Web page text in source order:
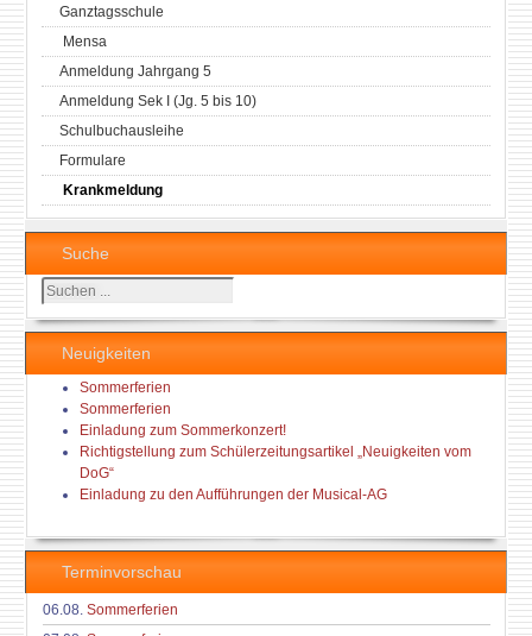
Ganztagsschule
Mensa
Anmeldung Jahrgang 5
Anmeldung Sek I (Jg. 5 bis 10)
Schulbuchausleihe
Formulare
Krankmeldung
Suche
Suchen
...
Neuigkeiten
Sommerferien
Sommerferien
Einladung zum Sommerkonzert!
Richtigstellung zum Schülerzeitungsartikel „Neuigkeiten vom
DoG“
Einladung zu den Aufführungen der Musical-AG
Terminvorschau
06.08. Sommerferien